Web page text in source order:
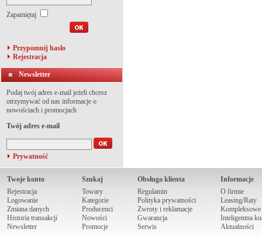
Zapamiętaj
Przypomnij hasło
Rejestracja
Newsletter
Podaj twój adres e-mail jeżeli chcesz
otrzymywać od nas informacje o
nowościach i promocjach
Twój adres e-mail
Prywatność
Twoje konto
Rejestracja
Logowanie
Zmiana danych
Historia transakcji
Newsletter
Szukaj
Towary
Kategorie
Producenci
Nowości
Promocje
Obsługa klienta
Regulamin
Polityka prywatności
Zwroty i reklamacje
Gwarancja
Serwis
Informacje
O firmie
Leasing/Raty
Kompleksowe
Inteligentna
Aktualności